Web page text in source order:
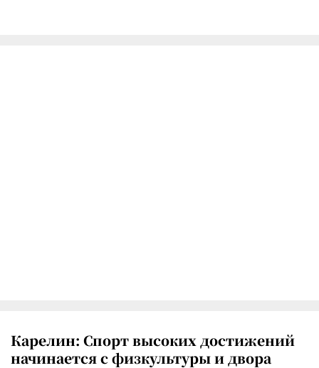
Карелин: Спорт высоких достижений
начинается с физкультуры и двора